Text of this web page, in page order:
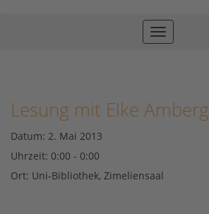
Toggle
Lesung mit Elke Amberg
Datum: 2. Mai 2013
Uhrzeit: 0:00 - 0:00
Ort: Uni-Bibliothek, Zimeliensaal